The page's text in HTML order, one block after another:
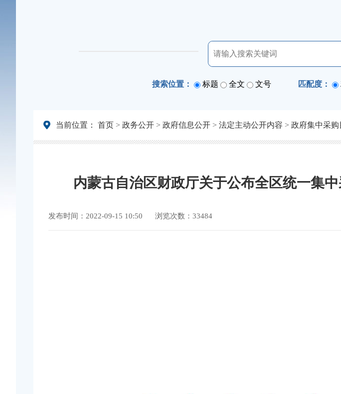
搜索位置： 标题 全文 文号 匹配度：
当前位置： 首页 > 政务公开 > 政府信息公开 > 法定主动公开内容 > 政府集中采
内蒙古自治区财政厅关于公布全区统一集
发布时间：2022-09-15 10:50 浏览次数：33484